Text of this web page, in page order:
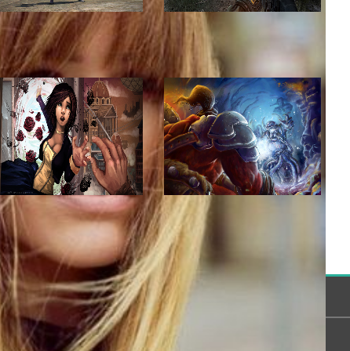
Тест/25.09.2013
6
Тест
25.09.2013 Тест
Сообщество Помощь